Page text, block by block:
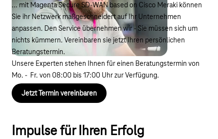
... mit Magenta Secure SD-WAN based on Cisco Meraki können
Sie ihr Netzwerk maßgeschneidert auf Ihr Unternehmen
anpassen. Den Service übernehmen wir - Sie müssen sich um
nichts kümmern. Vereinbaren sie jetzt Ihren persönlichen
Beratungstermin.
Unsere Experten stehen Ihnen für einen Beratungstermin von
Mo. - Fr. von 08:00 bis 17:00 Uhr zur Verfügung.
Jetzt Termin vereinbaren
Impulse für Ihren Erfolg